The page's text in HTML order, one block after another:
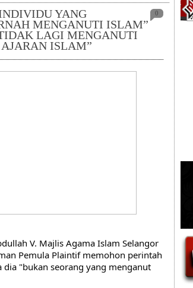
0
YANG
MENGANUTI ISLAM”
LAGI MENGANUTI
ISLAM”
V. Majlis Agama Islam Selangor
Pemula Plaintif memohon perintah
"bukan seorang yang menganut